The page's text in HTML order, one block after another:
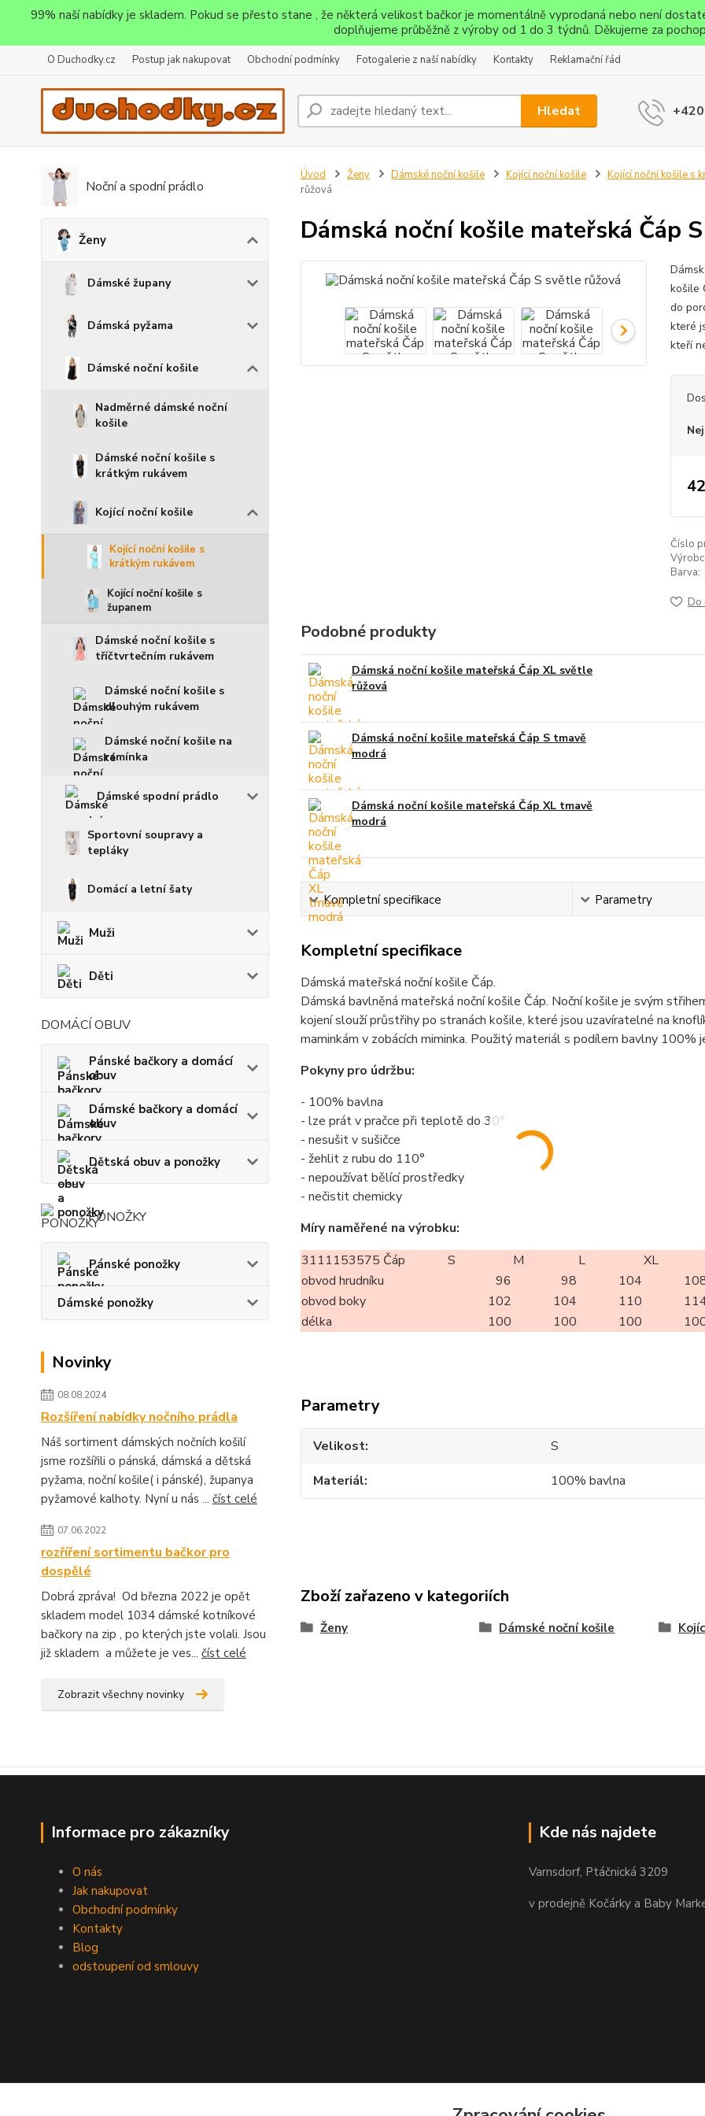
99% naší nabídky je skladem. Pokud se přesto stane , že některá velikost bačkor je momentálně vyprodaná nebo není
doplňujeme průběžně z výroby od 1 do 3 týdnů. Děkujeme za
O Duchodky.cz Postup jak nakupovat Obchodní podmínky Fotogalerie z naší nabídky Kontakty Reklamační řád
Hledat
Noční a spodní prádlo
Ženy
Dámské župany
Dámská pyžama
Dámské noční košile
Nadměrné dámské noční
košile
Dámské noční košile s
krátkým rukávem
Kojící noční košile
Kojící noční košile s
krátkým rukávem
Kojící noční košile s
županem
Dámské noční košile s
tříčtvrtečním rukávem
Dámské noční košile s
dlouhým rukávem
Dámské noční košile na
ramínka
Dámské spodní prádlo
Sportovní soupravy a
tepláky
Domácí a letní šaty
Muži
Děti
DOMÁCÍ OBUV
Pánské bačkory a domácí
obuv
Dámské bačkory a domácí
obuv
Dětská obuv a ponožky
PONOŽKY
Pánské ponožky
Dámské ponožky
Novinky
08.08.2024
Rozšíření nabídky nočního prádla
Náš sortiment dámských nočních košilí
jsme rozšířili o pánská, dámská a dětská
pyžama, noční košile( i pánské), županya
pyžamové kalhoty. Nyní u nás ... číst celé
07.06.2022
rozříření sortimentu bačkor pro
dospělé
Dobrá zpráva! Od března 2022 je opět
skladem model 1034 dámské kotníkové
bačkory na zip , po kterých jste volali. Jsou
již skladem a můžete je ves... číst celé
Zobrazit všechny novinky
Úvod Ženy Dámské noční košile Kojící noční košile Kojící noční košile s
růžová
Dámská noční košile mateřská Čáp
košile
do
které
kteří
Číslo
Barva:
Do
Podobné produkty
Dámská noční košile mateřská Čáp XL světle
růžová
Dámská noční košile mateřská Čáp S tmavě
modrá
Dámská noční košile mateřská Čáp XL tmavě
modrá
Kompletní specifikace Parametry
Kompletní specifikace
Dámská mateřská noční košile Čáp.
Dámská bavlněná mateřská noční košile Čáp. Noční košile je svým
kojení slouží průstřihy po stranách košile, které jsou uzavíratelné na
maminkám v zobácích miminka. Použitý materiál s podílem bavlny 100%
Pokyny pro údržbu:
- 100% bavlna
- lze prát v pračce při teplotě do 30°
- nesušit v sušičce
- žehlit z rubu do 110°
- nepoužívat bělící prostředky
- nečistit chemicky
Míry naměřené na výrobku:
3111153575 Čáp
S M L
XL
obvod hrudníku
96 98 104
obvod boky
102 104 110
délka
100 100 100
Parametry
Velikost
S
Materiál
100% bavlna
Zboží zařazeno v kategoriích
Ženy Dámské noční košile
Informace pro zákazníky
O nás
Jak nakupovat
Obchodní podmínky
Kontakty
Blog
odstoupení od smlouvy
Kde nás najdete
Varnsdorf, Ptáčnická 3209
v prodejně Kočárky a Baby